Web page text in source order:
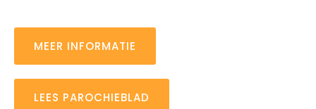
MEER INFORMATIE
LEES PAROCHIEBLAD